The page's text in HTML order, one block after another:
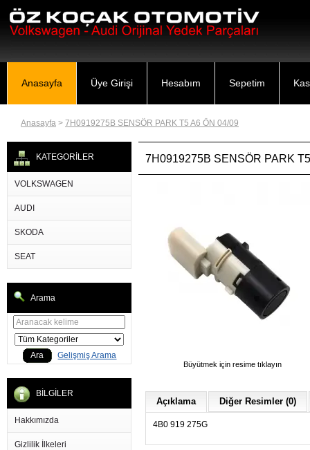
Anasayfa Üye Girişi Hesabım Sepetim
Anasayfa > 7H0919275B SENSÖR PARK T5 A6 ÖN 04/09
KATEGORİLER
VOLKSWAGEN
AUDI
SKODA
SEAT
Arama
Ara Gelişmiş Arama
BİLGİLER
Hakkımızda
Gizlilik İlkeleri
7H0919275B SENSÖR PARK
Büyütmek için resime tıklayın
Açıklama Diğer Resimler (0)
4B0 919 275G